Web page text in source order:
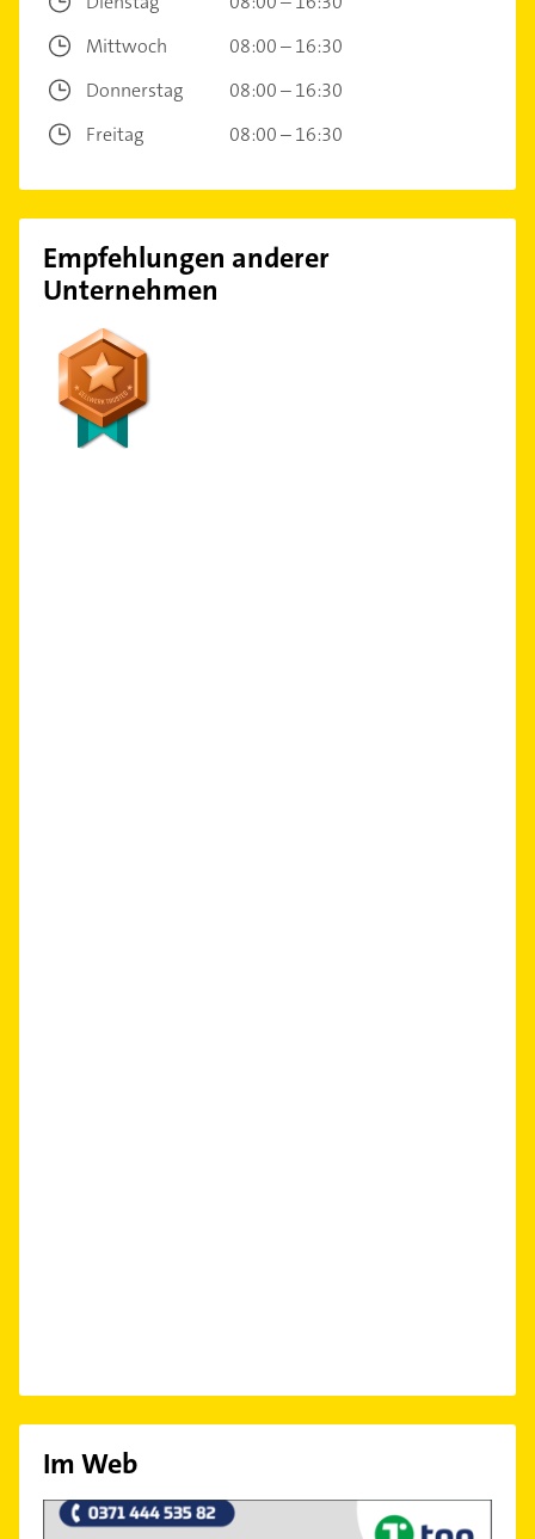
Mittwoch
08:00 – 16:30
Donnerstag
08:00 – 16:30
Freitag
08:00 – 16:30
Empfehlungen anderer
Unternehmen
Im Web